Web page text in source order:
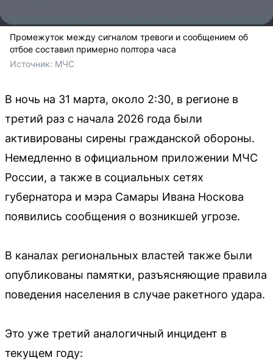
Промежуток между сигналом тревоги и сообщением об
отбое составил примерно полтора часа
Источник: МЧС
В ночь на 31 марта, около 2:30, в регионе в
третий раз с начала 2026 года были
активированы сирены гражданской обороны.
Немедленно в официальном приложении МЧС
России, а также в социальных сетях
губернатора и мэра Самары Ивана Носкова
появились сообщения о возникшей угрозе.
В каналах региональных властей также были
опубликованы памятки, разъясняющие правила
поведения населения в случае ракетного удара.
Это уже третий аналогичный инцидент в
текущем году: